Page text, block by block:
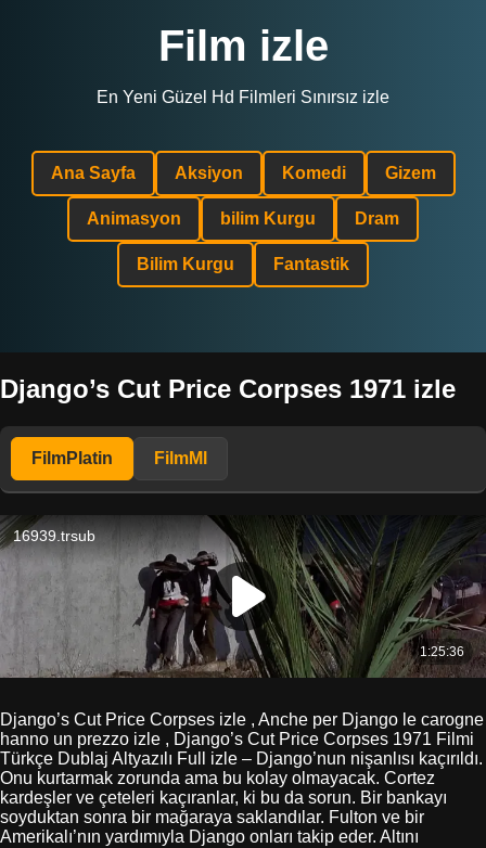
Film izle
En Yeni Güzel Hd Filmleri Sınırsız izle
Ana Sayfa Aksiyon Komedi Gizem
Animasyon bilim Kurgu Dram
Bilim Kurgu Fantastik
Django’s Cut Price Corpses 1971 izle
FilmPlatin FilmMl
Django’s Cut Price Corpses izle , Anche per Django le carogne
hanno un prezzo izle , Django’s Cut Price Corpses 1971 Filmi
Türkçe Dublaj Altyazılı Full izle – Django’nun nişanlısı kaçırıldı.
Onu kurtarmak zorunda ama bu kolay olmayacak. Cortez
kardeşler ve çeteleri kaçıranlar, ki bu da sorun. Bir bankayı
soyduktan sonra bir mağaraya saklandılar. Fulton ve bir
Amerikalı’nın yardımıyla Django onları takip eder. Altını